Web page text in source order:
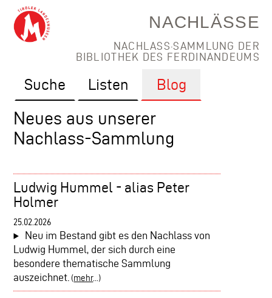
NACHLÄSSE
NACHLASS·SAMMLUNG DER
BIBLIOTHEK DES FERDINANDEUMS
Suche Listen Blog
Neues aus unserer
Nachlass-Sammlung
Ludwig Hummel - alias Peter
Holmer
25.02.2026
Neu im Bestand gibt es den Nachlass von
Ludwig Hummel, der sich durch eine
besondere thematische Sammlung
auszeichnet. (mehr...)